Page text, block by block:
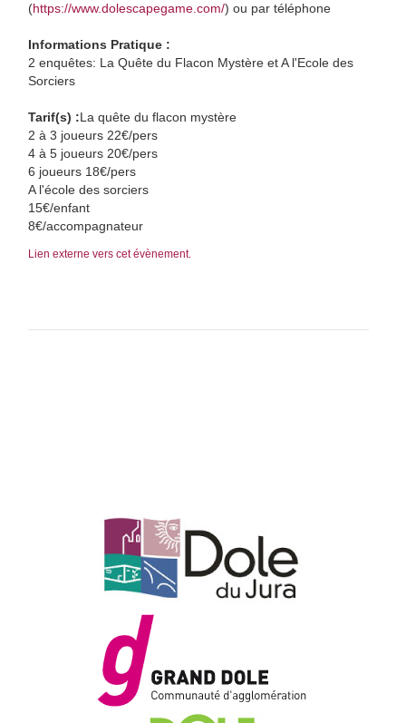
(https://www.dolescapegame.com/) ou par téléphone
Informations Pratique :
2 enquêtes: La Quête du Flacon Mystère et A l'Ecole des
Sorciers
Tarif(s) :La quête du flacon mystère
2 à 3 joueurs 22€/pers
4 à 5 joueurs 20€/pers
6 joueurs 18€/pers
A l'école des sorciers
15€/enfant
8€/accompagnateur
Lien externe vers cet évènement.